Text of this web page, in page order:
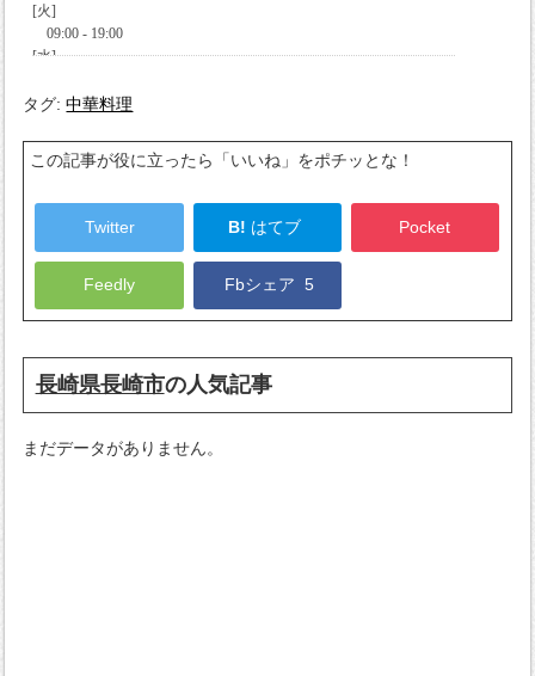
タグ:中華料理
この記事が役に立ったら「いいね」をポチッとな！
Twitter B! はてブ Pocket
Feedly Fbシェア5
長崎県長崎市の人気記事
まだデータがありません。